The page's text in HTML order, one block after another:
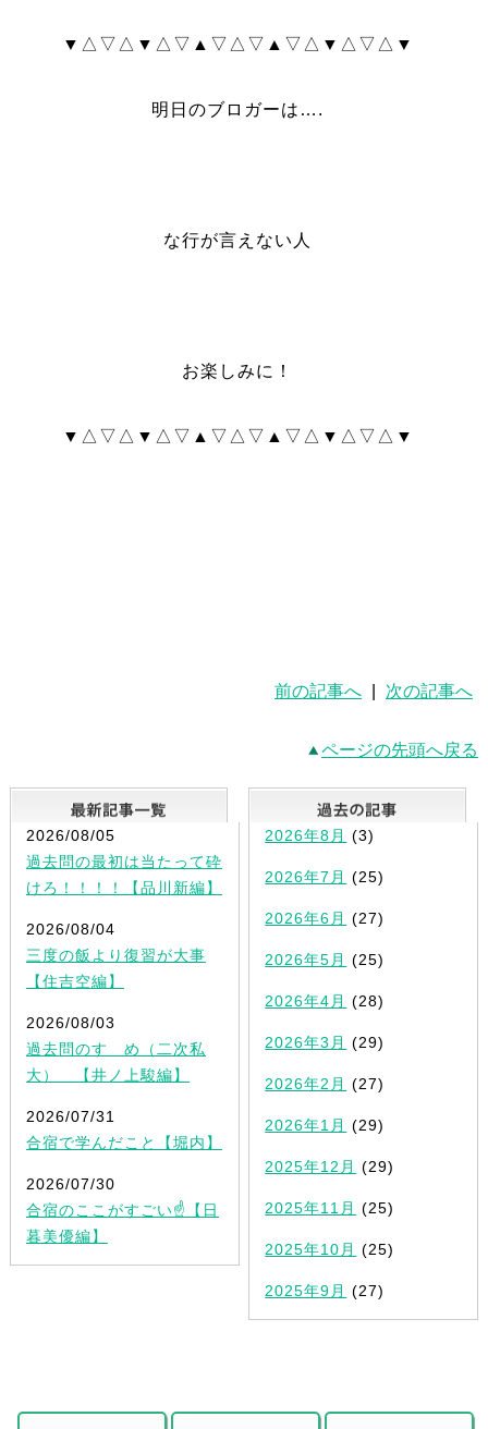
▼△▽△▼△▽▲▽△▽▲▽△▼△▽△▼
明日のブロガーは….
な行が言えない人
お楽しみに！
▼△▽△▼△▽▲▽△▽▲▽△▼△▽△▼
前の記事へ 次の記事へ
ページの先頭へ戻る
最新記事一覧
2026/08/05
過去問の最初は当たって砕
けろ！！！！【品川新編】
2026/08/04
三度の飯より復習が大事
【住吉空編】
2026/08/03
過去問のすゝめ（二次私
大） 【井ノ上駿編】
2026/07/31
合宿で学んだこと【堀内】
2026/07/30
合宿のここがすごい☝️【日
暮美優編】
2026年8月 (3)
2026年7月 (25)
2026年6月 (27)
2026年5月 (25)
2026年4月 (28)
2026年3月 (29)
2026年2月 (27)
2026年1月 (29)
2025年12月 (29)
2025年11月 (25)
2025年10月 (25)
2025年9月 (27)